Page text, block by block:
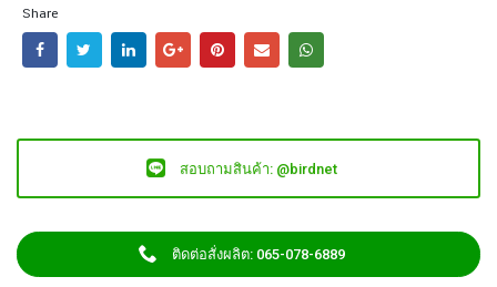
Share
สอบถามสินค้า: @birdnet
ติดต่อสั่งผลิต: 065-078-6889